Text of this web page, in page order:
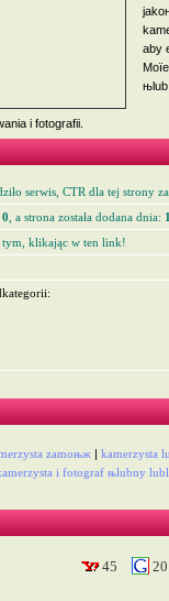
aby
i fotografii.
serwis, CTR dla tej strony
0 , a strona została dodana dnia:
tym, klikając w ten link!
zamoњж | kamerzysta
i fotograf њlubny
45 20